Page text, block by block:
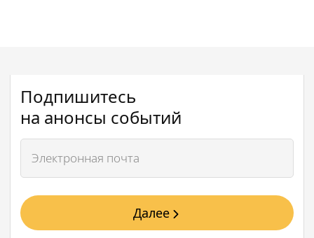
Подпишитесь
на анонсы событий
Далее